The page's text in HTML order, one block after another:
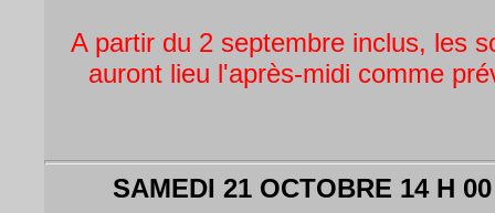
A partir du 2 septembre inclus, les
auront lieu l'après-midi comme
SAMEDI 21 OCTOBRE 14 H